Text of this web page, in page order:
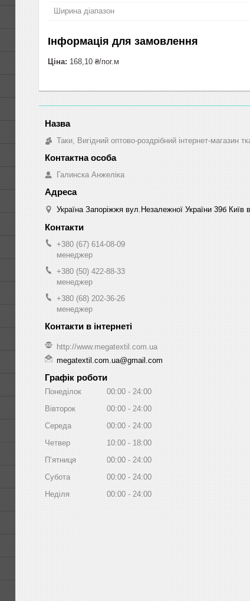
Ширина діапазон
Інформація для замовлення
Ціна: 168,10 ₴/пог.м
Таки, Вигідний оптово-роздрібний інтернет-магазин
Галинска Анжеліка
Україна Запоріжжя вул.Незалежної України 39б
+380 (67) 614-08-09
менеджер
+380 (50) 422-88-33
менеджер
+380 (68) 202-36-26
менеджер
http://www.megatextil.com.ua
megatextil.com.ua@gmail.com
Графік роботи
Понеділок 00:00
24:00
Вівторок
00:00
24:00
Середа
00:00
24:00
Четвер
10:00
18:00
Пʼятниця
00:00
24:00
Субота
00:00
24:00
Неділя
00:00 24:00